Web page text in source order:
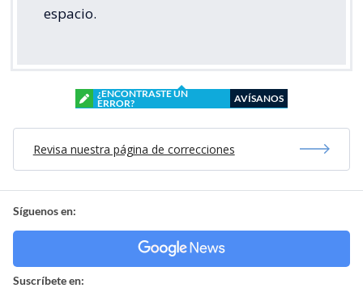
espacio.
¿ENCONTRASTE UN
ERROR?
AVÍSANOS
Revisa nuestra página de correcciones
Síguenos en:
Suscríbete en: